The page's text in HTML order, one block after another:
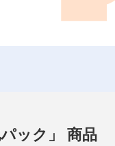
ック」 商品